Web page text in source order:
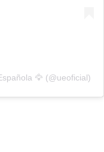
🦅 (@ueoficial)